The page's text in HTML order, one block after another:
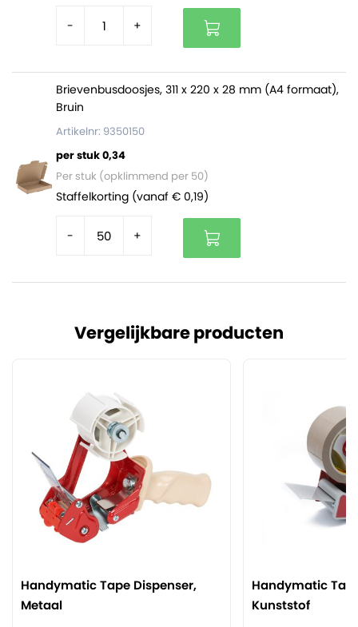
- +
Brievenbusdoosjes, 311 x 220 x 28 mm (A4 formaat),
Bruin
Artikelnr: 9350150
per stuk 0,34
Per stuk (opklimmend per 50)
Staffelkorting (vanaf € 0,19)
- +
Vergelijkbare producten
Handymatic Tape Dispenser,
Metaal
Handymatic
Kunststof